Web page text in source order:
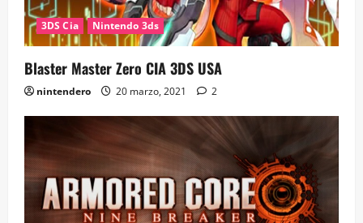
3DS Cia Nintendo 3ds
Blaster Master Zero CIA 3DS USA
nintendero 20 marzo, 2021 2